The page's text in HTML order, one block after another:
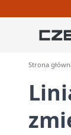
Strona